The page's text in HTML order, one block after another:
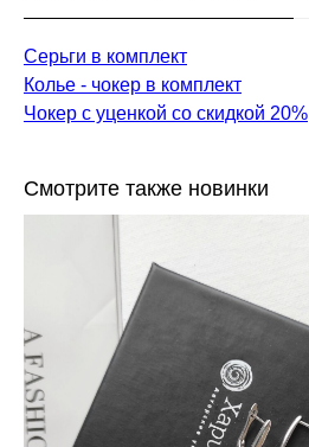
Серьги в комплект
Колье - чокер в комплект
Чокер с уценкой со скидкой 20%
Смотрите также новинки